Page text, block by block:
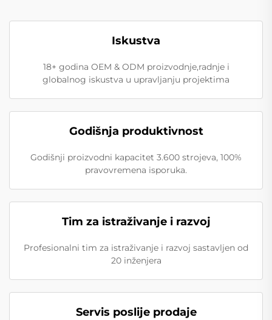
Iskustva
18+ godina OEM & ODM proizvodnje,radnje i
globalnog iskustva u upravljanju projektima
Godišnja produktivnost
Godišnji proizvodni kapacitet 3.600 strojeva, 100%
pravovremena isporuka.
Tim za istraživanje i razvoj
Profesionalni tim za istraživanje i razvoj sastavljen od
20 inženjera
Servis poslije prodaje